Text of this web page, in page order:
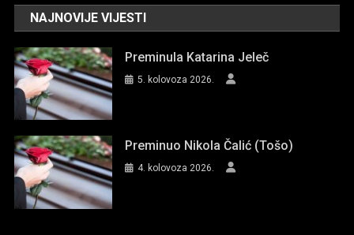
NAJNOVIJE VIJESTI
Preminula Katarina Jeleč
5. kolovoza 2026.
Preminuo Nikola Čalić (Tošo)
4. kolovoza 2026.